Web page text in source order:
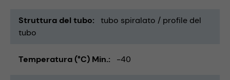
Struttura del tubo
tubo spiralato / profile del
tubo
Temperatura (°C) Min. -40